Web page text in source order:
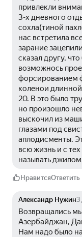
привлекли
3-х дневного
сохла(тиной
нас встретила
зарание
сказал другу,
возможнось
форсированием
коленои
20. В это было
но произошло
выскочил из
глазами под
аплодисменты.
всю жизнь и с
называть
НравитсяОтветить
Александр Нужин3
Возвращались
Азербайджан,
Нам надо было